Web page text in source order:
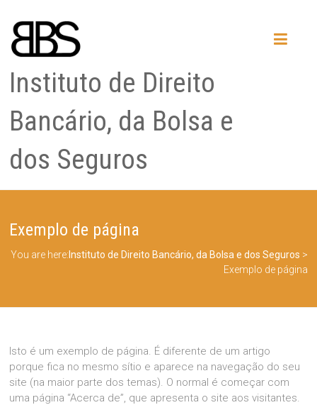
Instituto de Direito
Bancário, da Bolsa e
dos Seguros
Exemplo de página
You are here: Instituto de Direito Bancário, da Bolsa e dos Seguros >
Exemplo de página
Isto é um exemplo de página. É diferente de um artigo
porque fica no mesmo sítio e aparece na navegação do seu
site (na maior parte dos temas). O normal é começar com
uma página “Acerca de”, que apresenta o site aos visitantes.